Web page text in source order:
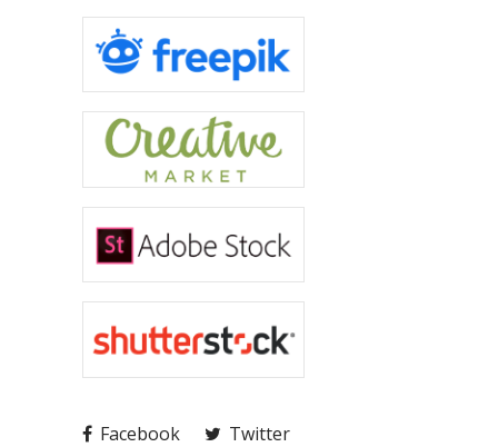
Facebook
Twitter